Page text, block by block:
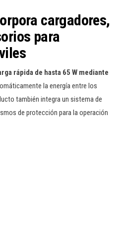
cargadores,
para
rápida de hasta 65 W mediante
la energía entre los
también integra un sistema de
de protección para la operación